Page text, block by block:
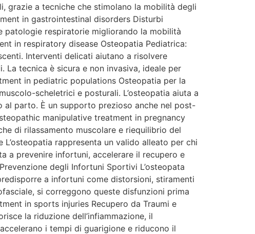
grazie a tecniche che stimolano la mobilità degli
in gastrointestinal disorders Disturbi
respiratorie migliorando la mobilità
in respiratory disease Osteopatia Pediatrica:
Interventi delicati aiutano a risolvere
tecnica è sicura e non invasiva, ideale per
in pediatric populations Osteopatia per la
scheletrici e posturali. L’osteopatia aiuta a
al parto. È un supporto prezioso anche nel post-
manipulative treatment in pregnancy
di rilassamento muscolare e riequilibrio del
rappresenta un valido alleato per chi
a prevenire infortuni, accelerare il recupero e
degli Infortuni Sportivi L’osteopata
a infortuni come distorsioni, stiramenti
si correggono queste disfunzioni prima
in sports injuries Recupero da Traumi e
la riduzione dell’infiammazione, il
i tempi di guarigione e riducono il